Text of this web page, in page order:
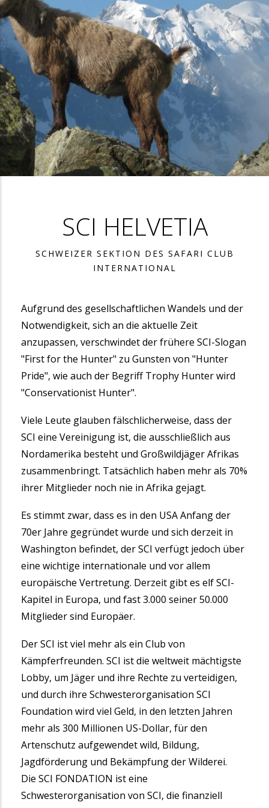
SCI HELVETIA
SCHWEIZER SEKTION DES SAFARI CLUB
INTERNATIONAL
Aufgrund des gesellschaftlichen Wandels und der
Notwendigkeit, sich an die aktuelle Zeit
anzupassen, verschwindet der frühere SCI-Slogan
"First for the Hunter" zu Gunsten von "Hunter
Pride", wie auch der Begriff Trophy Hunter wird
"Conservationist Hunter".
Viele Leute glauben fälschlicherweise, dass der
SCI eine Vereinigung ist, die ausschließlich aus
Nordamerika besteht und Großwildjäger Afrikas
zusammenbringt. Tatsächlich haben mehr als 70%
ihrer Mitglieder noch nie in Afrika gejagt.
Es stimmt zwar, dass es in den USA Anfang der
70er Jahre gegründet wurde und sich derzeit in
Washington befindet, der SCI verfügt jedoch über
eine wichtige internationale und vor allem
europäische Vertretung. Derzeit gibt es elf SCI-
Kapitel in Europa, und fast 3.000 seiner 50.000
Mitglieder sind Europäer.
Der SCI ist viel mehr als ein Club von
Kämpferfreunden. SCI ist die weltweit mächtigste
Lobby, um Jäger und ihre Rechte zu verteidigen,
und durch ihre Schwesterorganisation SCI
Foundation wird viel Geld, in den letzten Jahren
mehr als 300 Millionen US-Dollar, für den
Artenschutz aufgewendet wild, Bildung,
Jagdförderung und Bekämpfung der Wilderei.
Die SCI FONDATION ist eine
Schwesterorganisation von SCI, die finanziell